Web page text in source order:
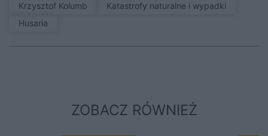
Krzysztof Kolumb
Katastrofy naturalne i wypadki
Husaria
ZOBACZ RÓWNIEŻ